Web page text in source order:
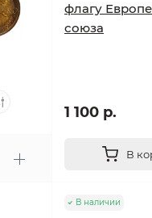
флагу
союза
1 100 р.
В
В наличии